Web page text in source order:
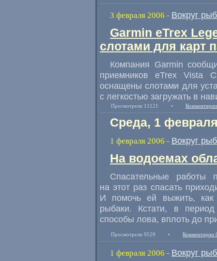
3 февраля 2006 - Вокруг
Garmin eTrex
слотами для карт
Компания Garmin
приемников eTrex Vista
оснащены слотами для
с легкостью загружать в
Просмотрели 11121 •
Среда, 1
1 февраля 2006 - Вокруг
На водоемах
Спасательные работы
на этот раз спасать
И помочь ей выжить, как
рыбаки. Кстати, в
способы лова, вплоть до
Просмотрели 9529 • Комментарии
1 февраля 2006 - Вокруг